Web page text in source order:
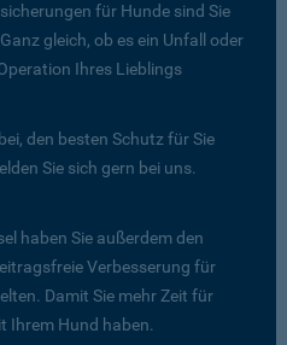
für Hunde sind Sie
gleich, ob es ein Unfall oder
Ihres Lieblings
den besten Schutz für Sie
Sie sich gern bei uns.
haben Sie außerdem den
Verbesserung für
Damit Sie mehr Zeit für
Ihrem Hund haben.